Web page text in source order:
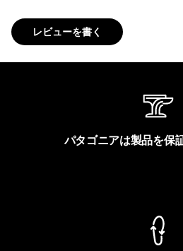
レビューを書く
パタゴニアは製品を保